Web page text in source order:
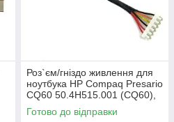
Роз`єм/гніздо живлення для
ноутбука HP Compaq Presario
CQ60 50.4H515.001 (CQ60),
зі шлейфом
Готово до відправки